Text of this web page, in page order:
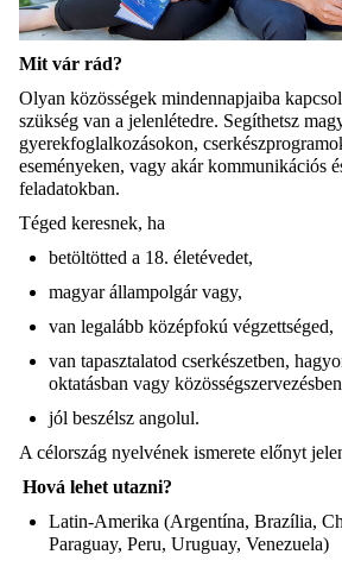
Mit vár rád?
Olyan közösségek mindennapjaiba
szükség van a jelenlétedre. Segíthetsz
gyerekfoglalkozásokon,
eseményeken, vagy akár kommunikációs
feladatokban.
Téged keresnek, ha
betöltötted a 18. életévedet,
magyar állampolgár vagy,
van legalább középfokú végzettséged,
van tapasztalatod cserkészetben,
oktatásban vagy
jól beszélsz angolul.
A célország nyelvének ismerete előnyt
Hová lehet utazni?
Latin-Amerika (Argentína, Brazília,
Paraguay, Peru, Uruguay, Venezuela)